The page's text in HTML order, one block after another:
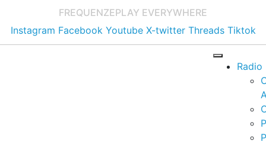
FREQUENZEPLAY EVERYWHERE
Instagram Facebook Youtube X-twitter Threads Tiktok
Radio